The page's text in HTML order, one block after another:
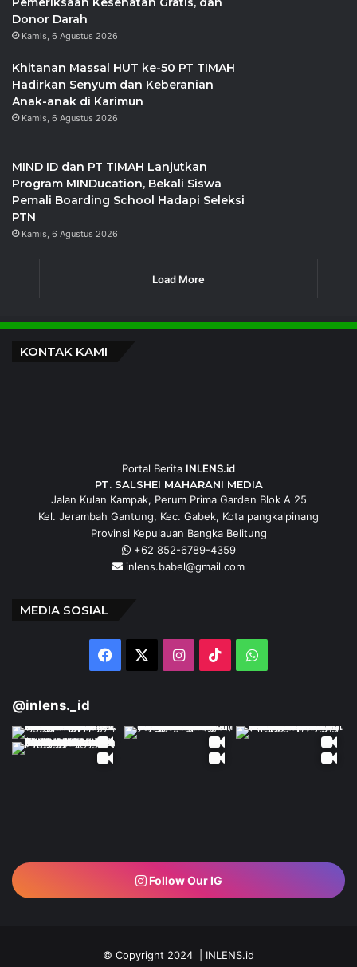
Donor Darah
Kamis, 6 Agustus 2026
Khitanan Massal HUT ke-50 PT TIMAH
Hadirkan Senyum dan Keberanian
Anak-anak di Karimun
Kamis, 6 Agustus 2026
MIND ID dan PT TIMAH Lanjutkan
Program MINDucation, Bekali Siswa
Pemali Boarding School Hadapi Seleksi
PTN
Kamis, 6 Agustus 2026
Load More
KONTAK KAMI
Portal Berita INLENS.id
PT. SALSHEI MAHARANI MEDIA
Jalan Kulan Kampak, Perum Prima Garden Blok A 25
Kel. Jerambah Gantung, Kec. Gabek, Kota pangkalpinang
Provinsi Kepulauan Bangka Belitung
+62 852-6789-4359
inlens.babel@gmail.com
MEDIA SOSIAL
Facebook Instagram
TikTokWhatsApp
@inlens._id
Follow Our IG
© Copyright 2024 | INLENS.id